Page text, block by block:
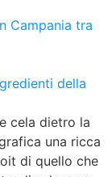
Campania tra
della
cela dietro la
una ricca
di quello che